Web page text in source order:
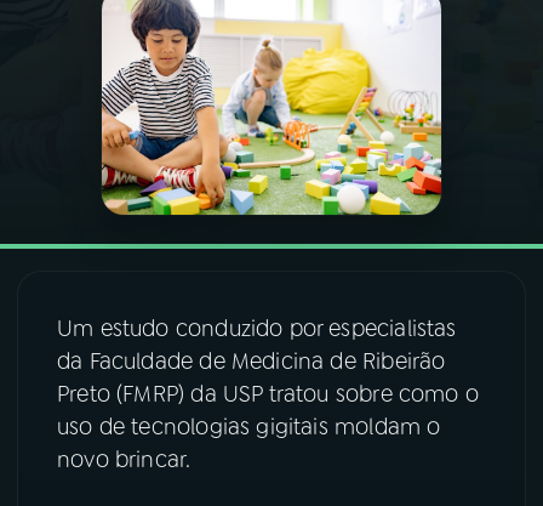
PROGRAMAÇÃO
PROGRAMAS
PODCASTS
VIDEOCASTS
07ÚLTIMAS
Um estudo conduzido por especialistas
da Faculdade de Medicina de Ribeirão
Preto (FMRP) da USP tratou sobre como o
uso de tecnologias gigitais moldam o
novo brincar.